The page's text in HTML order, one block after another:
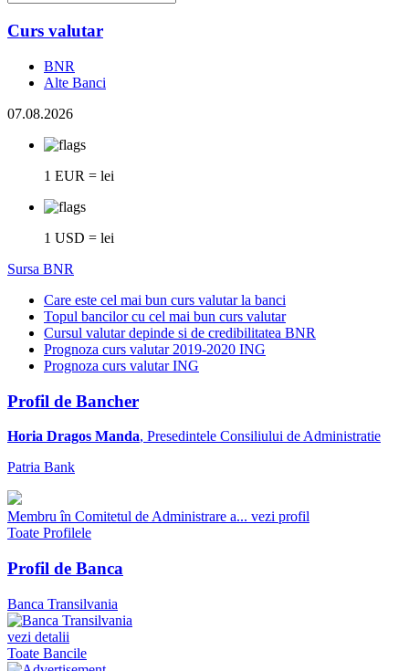
Curs valutar
BNR
Alte Banci
07.08.2026
1 EUR = lei
1 USD = lei
Sursa BNR
Care este cel mai bun curs valutar la banci
Topul bancilor cu cel mai bun curs valutar
Cursul valutar depinde si de credibilitatea BNR
Prognoza curs valutar 2019-2020 ING
Prognoza curs valutar ING
Profil de Bancher
Horia Dragos Manda, Presedintele Consiliului de Administratie
Patria Bank
Membru în Comitetul de Administrare a... vezi profil
Toate Profilele
Profil de Banca
Banca Transilvania
vezi detalii
Toate Bancile